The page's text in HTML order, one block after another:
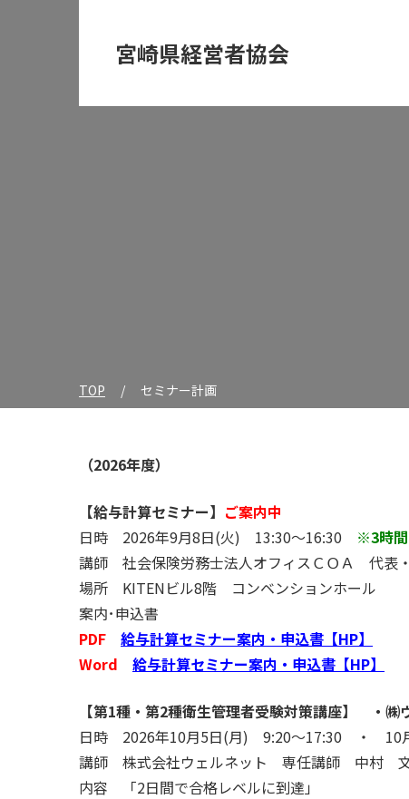
宮崎県経営者協会
TOP セミナー計画
（2026年度）
【給与計算セミナー】 ご案内中
日時 2026年9月8日(火) 13:30～16:30 ※3時間
講師 社会保険労務士法人オフィスＣＯＡ 代
場所 KITENビル8階 コンベンションホール
案内･申込書
PDF 給与計算セミナー案内・申込書【HP】
Word
給与計算セミナー案内・申込書【HP】
【第1種・第2種衛生管理者受験対策講座】 ・㈱
日時 2026年10月5日(月) 9:20～17:30 ・ 10
講師 株式会社ウェルネット 専任講師 中村
内容 「2日間で合格レベルに到達」